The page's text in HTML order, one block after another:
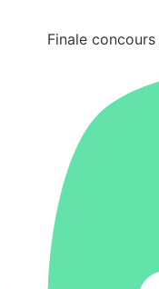
Finale